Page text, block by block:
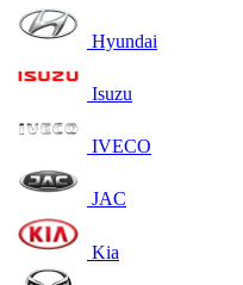
Hyundai
Isuzu
IVECO
JAC
Kia